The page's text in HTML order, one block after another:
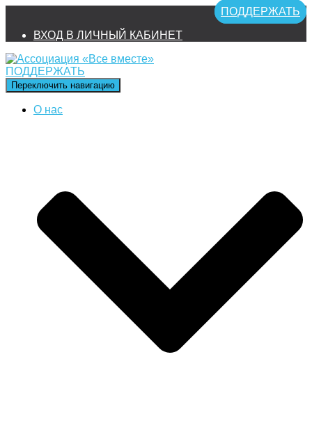
ПОДДЕРЖАТЬ
ВХОД В ЛИЧНЫЙ КАБИНЕТ
ПОДДЕРЖАТЬ
Переключить навигацию
О нас